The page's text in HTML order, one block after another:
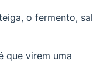
o fermento, sal
que virem uma